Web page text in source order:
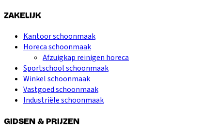
ZAKELIJK
Kantoor schoonmaak
Horeca schoonmaak
Afzuigkap reinigen horeca
Sportschool schoonmaak
Winkel schoonmaak
Vastgoed schoonmaak
Industriële schoonmaak
GIDSEN & PRIJZEN